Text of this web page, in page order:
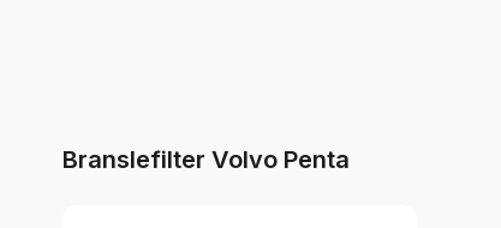
Oljefilter Vp 835440
Branslefilter Volvo Penta